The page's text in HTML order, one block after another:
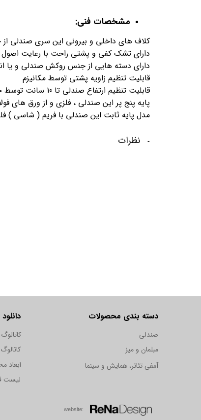
مشخصات فنی:
کلاف های داخلی و بیرونی این سری صندلی
دارای تشک کفی و پشتی راحت با رعایت اصول
دارای دسته هایی از جنس روکش صندلی و یا
قابلیت تنظیم زاویه پشتی توسط مکانیزم
قابلیت تنظیم ارتفاع صندلی تا 10 سانت توسط جک
پایه پنج پر این صندلی ، فلزی و از ورق های
مدل پایه ثابت این صندلی با فریم ( شاسی )
نظرات
دسته بندی محصولات
صندلی
مبلمان و میز
آمفی تئاتر، همایش و سینما
ابعاد
لیست
w​​​​​​​ebsite: